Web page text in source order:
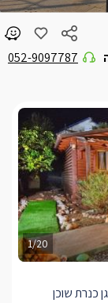
052-9097787
1/20
כנרת שוכן